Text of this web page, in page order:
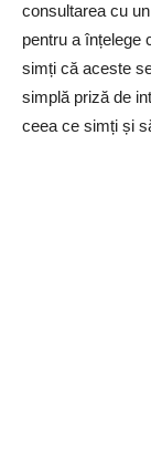
consultarea cu
pentru a înțelege
simți că aceste
simplă priză de
ceea ce simți și